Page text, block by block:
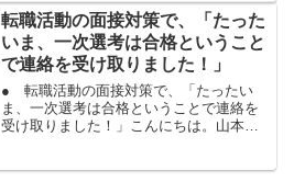
期間満了がまだ先の場合に、転職活動を
いつから始めるか、悩む...
転職活動の面接対策で、「たった
いま、一次選考は合格ということ
で連絡を受け取りました！」
● 転職活動の面接対策で、「たったい
ま、一次選考は合格ということで連絡を
受け取りました！」こんにちは。山本し